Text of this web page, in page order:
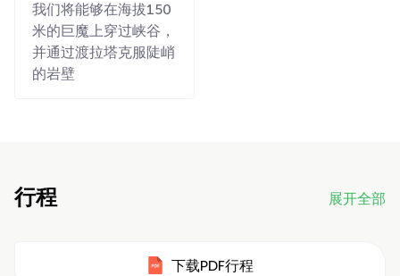
我们将能够在海拔150
米的巨魔上穿过峡谷，
并通过渡拉塔克服陡峭
的岩壁
行程 展开全部
下载PDF行程